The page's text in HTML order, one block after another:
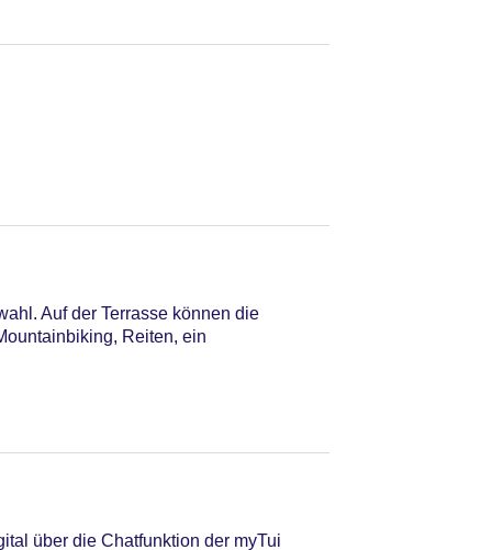
Auf der Terrasse können die
Reiten, ein
über die Chatfunktion der myTui